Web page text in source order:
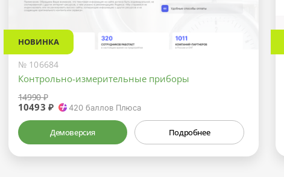
НОВИНКА
№ 106684
Контрольно-измерительные приборы
14990 ₽
10493 ₽ 420 баллов Плюса
Демоверсия Подробнее